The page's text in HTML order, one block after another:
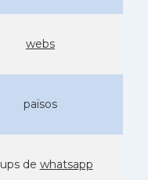
webs
països
de whatsapp